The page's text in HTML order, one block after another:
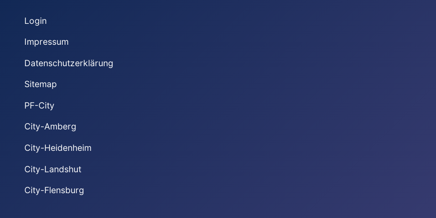
Login
Impressum
Datenschutzerklärung
Sitemap
PF-City
City-Amberg
City-Heidenheim
City-Landshut
City-Flensburg